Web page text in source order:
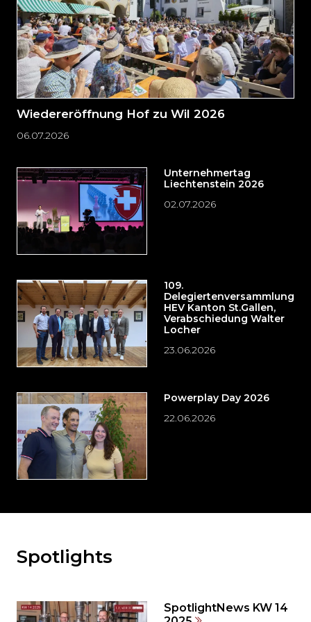
Wiedereröffnung Hof zu Wil 2026
06.07.2026
Unternehmertag
Liechtenstein 2026
02.07.2026
109.
Delegiertenversammlung
HEV Kanton St.Gallen,
Verabschiedung Walter
Locher
23.06.2026
Powerplay Day 2026
22.06.2026
Möchten
den
weiteren
Spotlights
SpotlightNews KW 14